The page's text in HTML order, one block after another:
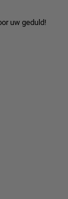
uw geduld!